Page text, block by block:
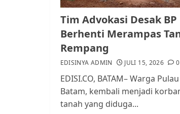
2
Kader
dan
Datangi
Warga
Lahan
Tim Advokasi Desak
Berhenti Merampas
Rempang
EDISINYA ADMIN JULI 15, 2026 0
EDISI.CO, BATAM– Warga
Batam, kembali menjadi
tanah yang diduga...